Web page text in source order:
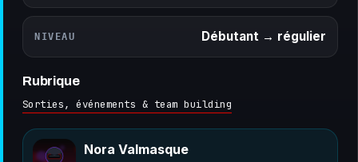
NIVEAU Débutant → régulier
Rubrique
Sorties, événements & team building
Nora Valmasque